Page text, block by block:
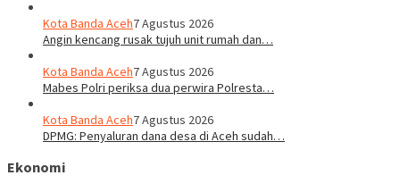
Kota Banda Aceh7 Agustus 2026
Angin kencang rusak tujuh unit rumah dan…
Kota Banda Aceh7 Agustus 2026
Mabes Polri periksa dua perwira Polresta…
Kota Banda Aceh7 Agustus 2026
DPMG: Penyaluran dana desa di Aceh sudah…
Ekonomi